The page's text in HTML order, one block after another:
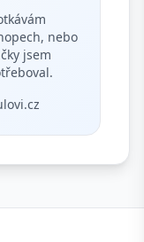
nebo
jsem